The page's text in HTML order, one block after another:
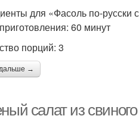
для «Фасоль по-русски
60 минут
порций: 3
→
салат из